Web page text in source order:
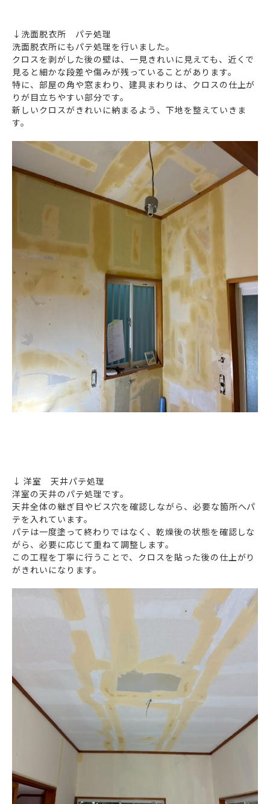
↓洗面脱衣所 パテ処理
洗面脱衣所にもパテ処理を行いました。
クロスを剥がした後の壁は、一見きれいに見えても、近くで
見ると細かな段差や傷みが残っていることがあります。
特に、部屋の角や窓まわり、建具まわりは、クロスの仕上が
りが目立ちやすい部分です。
新しいクロスがきれいに納まるよう、下地を整えていきま
す。
↓ 洋室 天井パテ処理
洋室の天井のパテ処理です。
天井全体の継ぎ目やビス穴を確認しながら、必要な箇所へパ
テを入れています。
パテは一度塗って終わりではなく、乾燥後の状態を確認しな
がら、必要に応じて重ねて調整します。
この工程を丁寧に行うことで、クロスを貼った後の仕上がり
がきれいになります。